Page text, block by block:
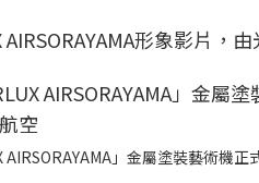
AIRSORAYAMA形象影片，
AIRSORAYAMA」金屬塗裝藝術機